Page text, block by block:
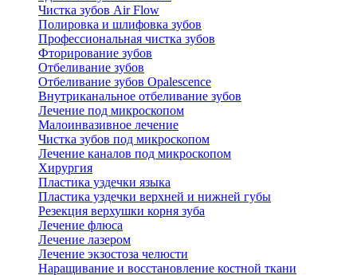
Чистка зубов Air Flow
Полировка и шлифовка зубов
Профессиональная чистка зубов
Фторирование зубов
Отбеливание зубов
Отбеливание зубов Opalescence
Внутриканальное отбеливание зубов
Лечение под микроскопом
Малоинвазивное лечение
Чистка зубов под микроскопом
Лечение каналов под микроскопом
Хирургия
Пластика уздечки языка
Пластика уздечки верхней и нижней губы
Резекция верхушки корня зуба
Лечение флюса
Лечение лазером
Лечение экзостоза челюсти
Наращивание и восстановление костной ткани